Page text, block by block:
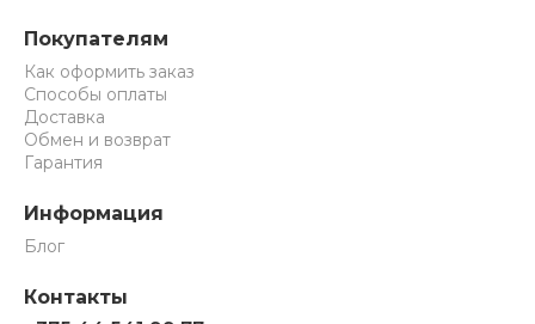
Покупателям
Как оформить заказ
Способы оплаты
Доставка
Обмен и возврат
Гарантия
Информация
Блог
Контакты